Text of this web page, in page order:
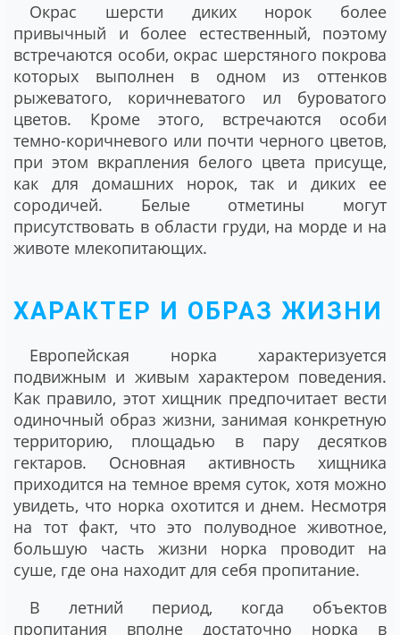
Окрас шерсти диких норок более
привычный и более естественный, поэтому
встречаются особи, окрас шерстяного покрова
которых выполнен в одном из оттенков
рыжеватого, коричневатого ил буроватого
цветов. Кроме этого, встречаются особи
темно-коричневого или почти черного цветов,
при этом вкрапления белого цвета присуще,
как для домашних норок, так и диких ее
сородичей. Белые отметины могут
присутствовать в области груди, на морде и на
животе млекопитающих.
ХАРАКТЕР И ОБРАЗ ЖИЗНИ
Европейская норка характеризуется
подвижным и живым характером поведения.
Как правило, этот хищник предпочитает вести
одиночный образ жизни, занимая конкретную
территорию, площадью в пару десятков
гектаров. Основная активность хищника
приходится на темное время суток, хотя можно
увидеть, что норка охотится и днем. Несмотря
на тот факт, что это полуводное животное,
большую часть жизни норка проводит на
суше, где она находит для себя пропитание.
В летний период, когда объектов
пропитания вполне достаточно норка в